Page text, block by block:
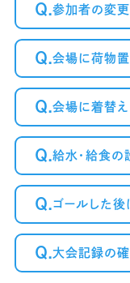
Q.参加者の変
Q.会場に荷物置
Q.会場に着替え
Q.給水・給食の
Q.ゴールした後
Q.大会記録の確